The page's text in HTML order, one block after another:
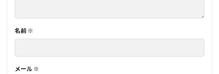
名前 ※
メール ※